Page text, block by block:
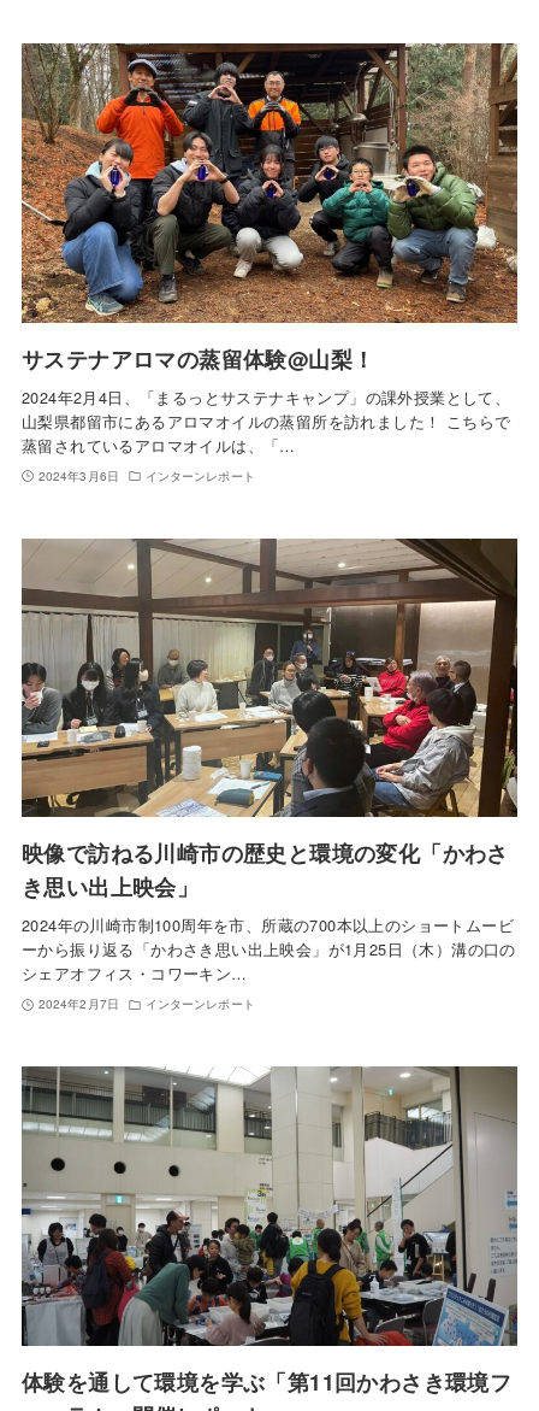
サステナアロマの蒸留体験@山梨！
2024年2月4日、「まるっとサステナキャンプ」の課外授業として、
山梨県都留市にあるアロマオイルの蒸留所を訪れました！ こちらで
蒸留されているアロマオイルは、「…
2024年3月6日 インターンレポート
映像で訪ねる川崎市の歴史と環境の変化「かわさ
き思い出上映会」
2024年の川崎市制100周年を市、所蔵の700本以上のショートムービ
ーから振り返る「かわさき思い出上映会」が1月25日（木）溝の口の
シェアオフィス・コワーキン…
2024年2月7日 インターンレポート
体験を通して環境を学ぶ「第11回かわさき環境フ